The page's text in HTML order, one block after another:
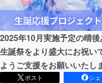
映像・映画
ビジネス・起業
まちづくり・地
2025年10月実施予定の晴
生誕祭をより盛大にお祝い
ようご支援をお願いいたし
ポスト
シ